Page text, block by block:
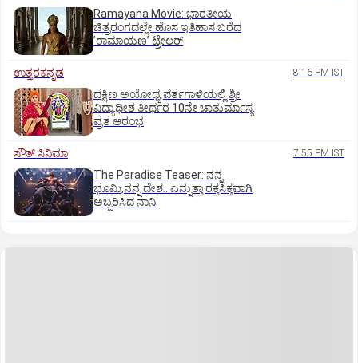
Ramayana Movie: ಭಾರತೀಯ
ಚಿತ್ರರಂಗದಲ್ಲೇ ಹೊಸ ಇತಿಹಾಸ ಬರೆದ
ʼರಾಮಾಯಣʼ ಟ್ರೇಲರ್
ಉತ್ತರಕನ್ನಡ 8:16 PM IST
ದಕ್ಷಿಣ ಅಯೋಧ್ಯ ಪರ್ತಗಾಳಿಯಲ್ಲಿ ಶ್ರೀ
ವಿದ್ಯಾಧೀಶ ತೀರ್ಥರ 10ನೇ ಚಾತುರ್ಮಾಸ್ಯ
ವ್ರತ ಆರಂಭ
ಸೌತ್‌ ಸಿನಿಮಾ 7:55 PM IST
The Paradise Teaser: ನನ್ನ
ಭೂಮಿ,ನನ್ನ ದೇಶ.. ಎನ್ನುತ್ತಾ ರಕ್ತಸಿಕ್ತವಾಗಿ
ಅಬ್ಬರಿಸಿದ ನಾನಿ